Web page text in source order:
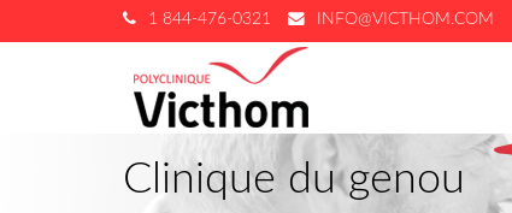
1 844-476-0321 INFO@VICTHOM.COM
Clinique du genou